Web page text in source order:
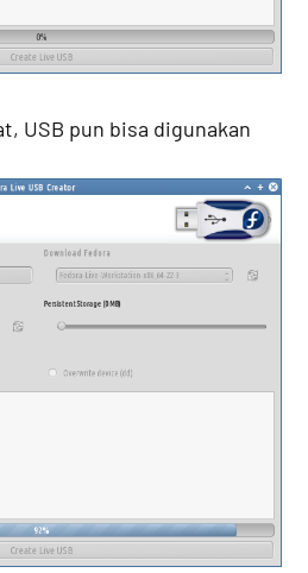
USB pun bisa digunakan